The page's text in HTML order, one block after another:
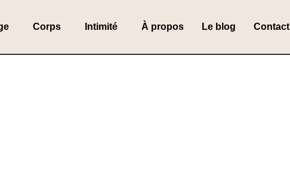
Corps Intimité À propos Le blog Contact